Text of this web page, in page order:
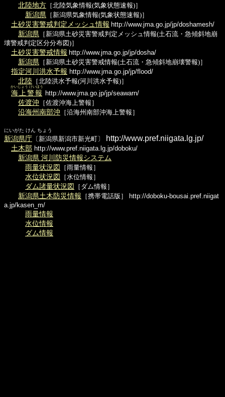
北陸地方 ［北陸気象情報(気象状態速報)］
新潟県 ［新潟県気象情報(気象状態速報)］
土砂災害警戒判定メッシュ情報 http://www.jma.go.jp/jp/doshamesh/
新潟県 ［新潟県土砂災害警戒判定メッシュ情報(土石流・急傾斜地崩
壊警戒判定区分分布図)］
土砂災害警戒情報 http://www.jma.go.jp/jp/dosha/
新潟県 ［新潟県土砂災害警戒情報(土石流・急傾斜地崩壊警報)］
指定河川洪水予報 http://www.jma.go.jp/jp/flood/
北陸 ［北陸洪水予報(河川洪水予報)］
海上警報
かいじょう けいほう
http://www.jma.go.jp/jp/seawarn/
佐渡沖 ［佐渡沖海上警報］
沿海州南部沖 ［沿海州南部沖海上警報］
にいがた けん ちょう
新潟県庁 〔新潟県新潟市新光町〕 http://www.pref.niigata.lg.jp/
土木部 http://www.pref.niigata.lg.jp/doboku/
新潟県 河川防災情報システム
雨量状況図
［雨量情報］
水位状況図 ［水位情報］
ダム諸量状況図 ［ダム情報］
新潟県土木防災情報 ［携帯電話版］
a.jp/kasen_m/
雨量情報
水位情報
ダム情報